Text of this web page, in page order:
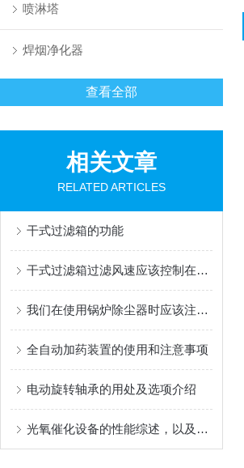
喷淋塔
焊烟净化器
查看全部
相关文章
RELATED ARTICLES
干式过滤箱的功能
干式过滤箱过滤风速应该控制在多少范围内
我们在使用锅炉除尘器时应该注意哪些问题呢？
全自动加药装置的使用和注意事项
电动旋转轴承的用处及选项介绍
光氧催化设备的性能综述，以及注意事项